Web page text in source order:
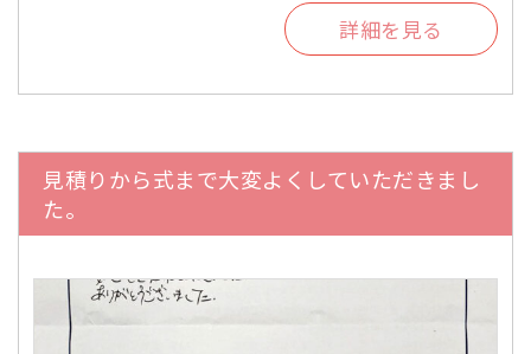
詳細を見る
見積りから式まで大変よくしていただきまし
た。